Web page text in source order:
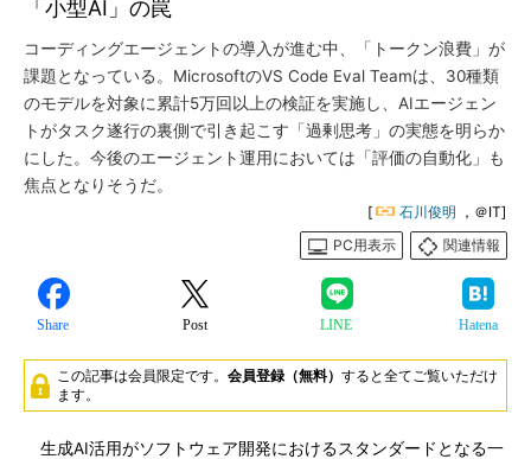
「小型AI」の罠
コーディングエージェントの導入が進む中、「トークン浪費」が
課題となっている。MicrosoftのVS Code Eval Teamは、30種類
のモデルを対象に累計5万回以上の検証を実施し、AIエージェン
トがタスク遂行の裏側で引き起こす「過剰思考」の実態を明らか
にした。今後のエージェント運用においては「評価の自動化」も
焦点となりそうだ。
[ 石川俊明 ，＠IT]
PC用表示
関連情報
Share Post LINE Hatena
この記事は会員限定です。 会員登録（無料） すると全てご覧いただけ
ます。
生成AI活用がソフトウェア開発におけるスタンダードとなる一